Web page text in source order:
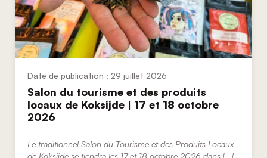
29 juillet 2026
Salon du tourisme et des produits
locaux de Koksijde | 17 et 18 octobre
2026
Le traditionnel Salon du Tourisme et des Produits Locaux
de Koksijde se tiendra les 17 et 18 octobre 2026 dans […]